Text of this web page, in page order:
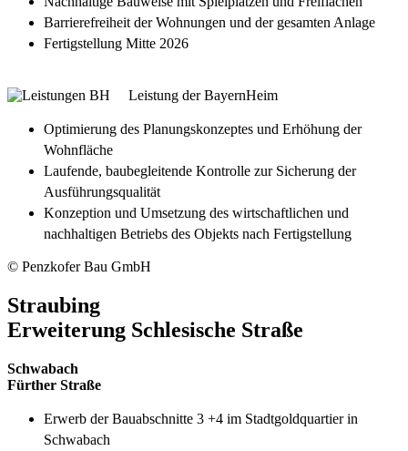
Barrierefreiheit der Wohnungen und der gesamten Anlage
Fertigstellung Mitte 2026
Leistung der BayernHeim
Optimierung des Planungskonzeptes und Erhöhung der
Wohnfläche
Laufende, baubegleitende Kontrolle zur Sicherung der
Ausführungsqualität
Konzeption und Umsetzung des wirtschaftlichen und
nachhaltigen Betriebs des Objekts nach Fertigstellung
© Penzkofer Bau GmbH
Straubing
Erweiterung Schlesische Straße
Schwabach
Fürther Straße
Erwerb der Bauabschnitte 3 +4 im Stadtgoldquartier in
Schwabach